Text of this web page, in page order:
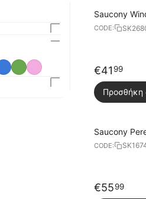
Saucony
CODE:
€41 99
Προσθήκη
Saucony
Παπούτσια
CODE:
€5599